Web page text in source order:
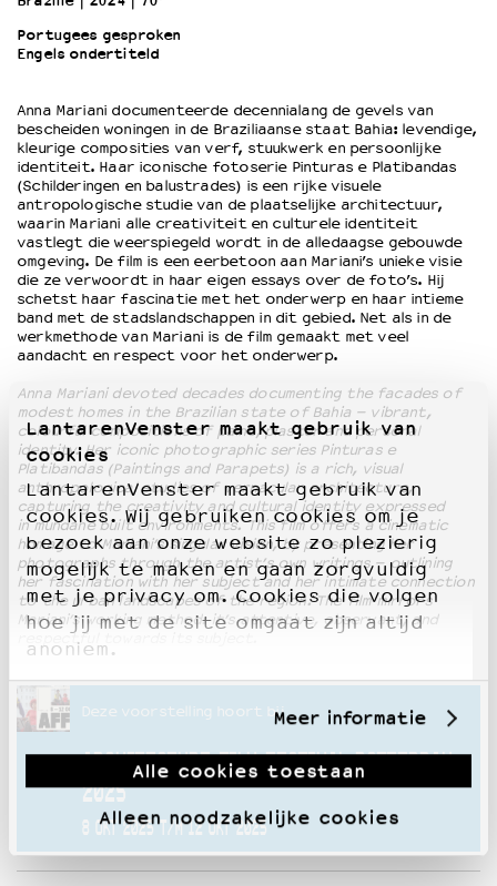
LantarenVenster maakt gebruik van
cookies
LantarenVenster maakt gebruik van
cookies. Wij gebruiken cookies om je
bezoek aan onze website zo plezierig
mogelijk te maken en gaan zorgvuldig
met je privacy om. Cookies die volgen
hoe jij met de site omgaat zijn altijd
anoniem.
Meer informatie
Alle cookies toestaan
Alleen noodzakelijke cookies
OVER LANTARENVENSTER
Werken bij
Wie is wie
Word vriend
Historie
Partners
Huisregels
Privacyverklaring
Integriteits- en gedragscode
Duurzaamheid
Culturele boycot Israël
Portugees gesproken
Engels ondertiteld
Anna Mariani documenteerde decennialang de gevels van
bescheiden woningen in de Braziliaanse staat Bahia: levendige,
kleurige composities van verf, stuukwerk en persoonlijke
identiteit. Haar iconische fotoserie Pinturas e Platibandas
(Schilderingen en balustrades) is een rijke visuele
antropologische studie van de plaatselijke architectuur,
waarin Mariani alle creativiteit en culturele identiteit
vastlegt die weerspiegeld wordt in de alledaagse gebouwde
omgeving. De film is een eerbetoon aan Mariani’s unieke visie
die ze verwoordt in haar eigen essays over de foto’s. Hij
schetst haar fascinatie met het onderwerp en haar intieme
band met de stadslandschappen in dit gebied. Net als in de
werkmethode van Mariani is de film gemaakt met veel
aandacht en respect voor het onderwerp.
Anna Mariani devoted decades documenting the facades of
modest homes in the Brazilian state of Bahia – vibrant,
colourful compositions of paint, plaster and personal
identity. Her iconic photographic series Pinturas e
Platibandas (Paintings and Parapets) is a rich, visual
anthropological studies of vernacular architecture,
capturing the creativity and cultural identity expressed
in mundane built environments. This film offers a cinematic
homage to Mariani’s singular vision, by presenting her
photographs through the artist’s own writings – outlining
her fascination with her subject and her intimate connection
to the urban landscapes of the region. The film mirrors
Mariani’s working method: it’s attentive, observant, and
respectful towards its subject.
Deze voorstelling hoort bij
ARCHITECTURE FILM FESTIVAL ROTTERDAM
2025
8 OKT 2025 T/M 12 OKT 2025